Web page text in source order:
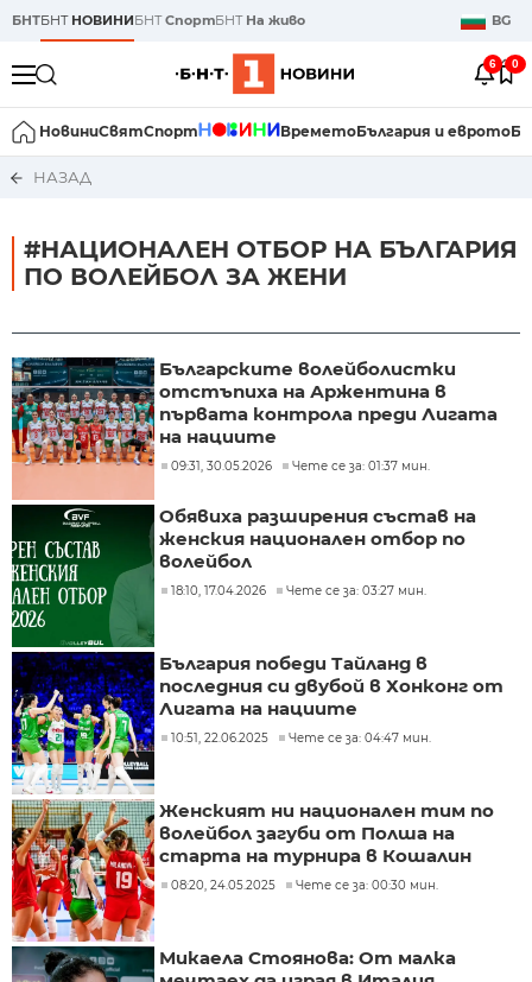
БНТБНТ НОВИНИБНТСпортБНТ На живо BG
6 0
НовиниСвятСпорт ВреметоБългария и еврото
НАЗАД
#НАЦИОНАЛЕН ОТБОР НА БЪЛГАРИЯ
ПО ВОЛЕЙБОЛ ЗА ЖЕНИ
Българските волейболистки
отстъпиха на Аржентина в
първата контрола преди Лигата
на нациите
09:31, 30.05.2026 Чете се за: 01:37 мин.
Обявиха разширения състав на
женския национален отбор по
волейбол
18:10, 17.04.2026 Чете се за: 03:27 мин.
България победи Тайланд в
последния си двубой в Хонконг от
Лигата на нациите
10:51, 22.06.2025 Чете се за: 04:47 мин.
Женският ни национален тим по
волейбол загуби от Полша на
старта на турнира в Кошалин
08:20, 24.05.2025 Чете се за: 00:30 мин.
Микаела Стоянова: От малка